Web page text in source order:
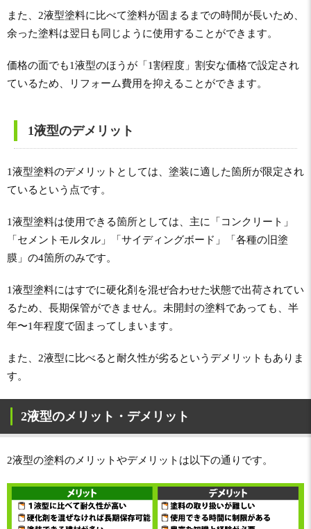
また、2液型塗料に比べて塗料が固まるまでの時間が長いため、
余った塗料は翌日も同じように使用することができます。
価格の面でも1液型のほうが「1割程度」割安な価格で設定され
ているため、リフォーム費用を抑えることができます。
1液型のデメリット
1液型塗料のデメリットとしては、塗装に適した箇所が限定され
ているという点です。
1液型塗料は使用できる箇所としては、主に「コンクリート」
「セメントモルタル」「サイディングボード」「各種の旧塗
膜」の4箇所のみです。
1液型塗料にはすでに硬化剤を混ぜ合わせた状態で出荷されてい
るため、長期保管ができません。未開封の塗料であっても、半
年〜1年程度で固まってしまいます。
また、2液型に比べると耐久性が劣るというデメリットもありま
す。
2液型のメリット・デメリット
2液型の塗料のメリットやデメリットは以下の通りです。